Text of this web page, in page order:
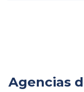
Agencias